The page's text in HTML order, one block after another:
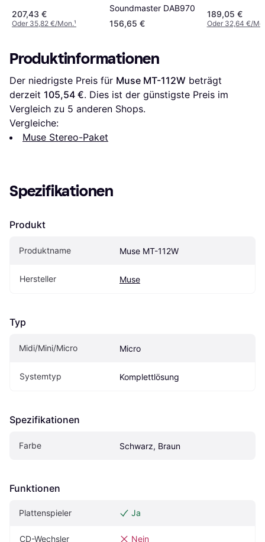
207,43 €
Oder 35,82 €/Mon.¹
Soundmaster DAB970
156,65 €
189,05 €
Oder 32,64 €/
Produktinformationen
Der niedrigste Preis für Muse MT-112W beträgt
derzeit 105,54 €. Dies ist der günstigste Preis im
Vergleich zu 5 anderen Shops.
Vergleiche:
Muse Stereo-Paket
Spezifikationen
Produkt
Produktname Muse MT-112W
Hersteller Muse
Typ
Midi/Mini/Micro Micro
Systemtyp Komplettlösung
Spezifikationen
Farbe Schwarz, Braun
Funktionen
Plattenspieler Ja
CD-Wechsler Nein